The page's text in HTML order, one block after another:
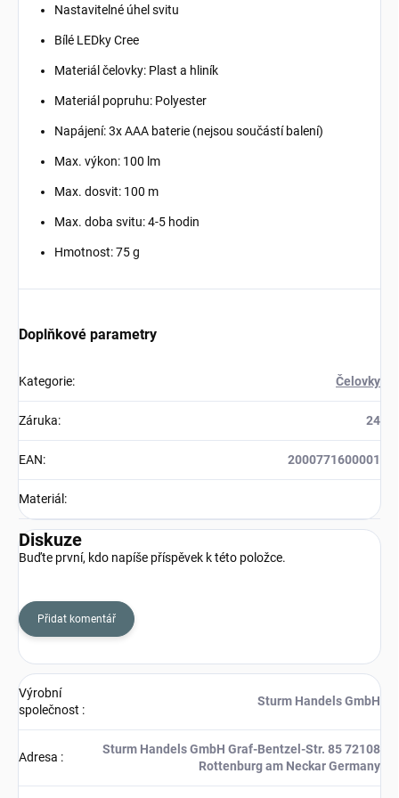
Nastavitelné úhel svitu
Bílé LEDky Cree
Materiál čelovky: Plast a hliník
Materiál popruhu: Polyester
Napájení: 3x AAA baterie (nejsou součástí balení)
Max. výkon: 100 lm
Max. dosvit: 100 m
Max. doba svitu: 4-5 hodin
Hmotnost: 75 g
Doplňkové parametry
Kategorie: Čelovky
Záruka: 24
EAN: 2000771600001
Materiál :
Diskuze
Buďte první, kdo napíše příspěvek k této položce.
Přidat komentář
Výrobní
společnost :
Sturm Handels GmbH
Adresa :
Sturm Handels GmbH Graf-Bentzel-Str. 85 72108
Rottenburg am Neckar Germany